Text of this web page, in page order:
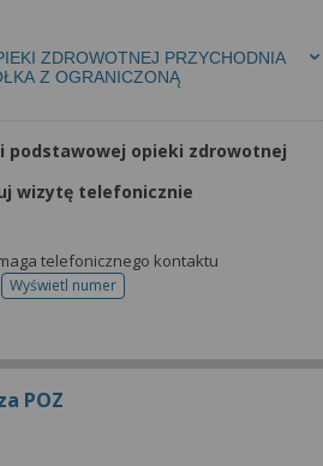
ZDROWOTNEJ PRZYCHODNIA
Z OGRANICZONĄ
podstawowej opieki zdrowotnej
wizytę telefonicznie
telefonicznego kontaktu
Wyświetl numertelefonu do rejestracji
POZ